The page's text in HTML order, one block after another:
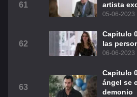
61
artista
05-06-2023
62
Capitulo
las
06-06-2023
63
Capitulo
ángel se
demonio